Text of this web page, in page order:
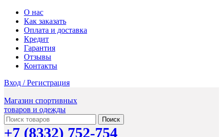
О нас
Как заказать
Оплата и доставка
Кредит
Гарантия
Отзывы
Контакты
Вход / Регистрация
Магазин спортивных
товаров и одежды
Поиск
+7 (8332) 752-754